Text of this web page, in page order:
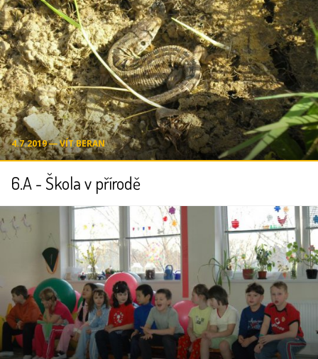
4.7.2019 ― VÍT BERAN
6.A - Škola v přírodě